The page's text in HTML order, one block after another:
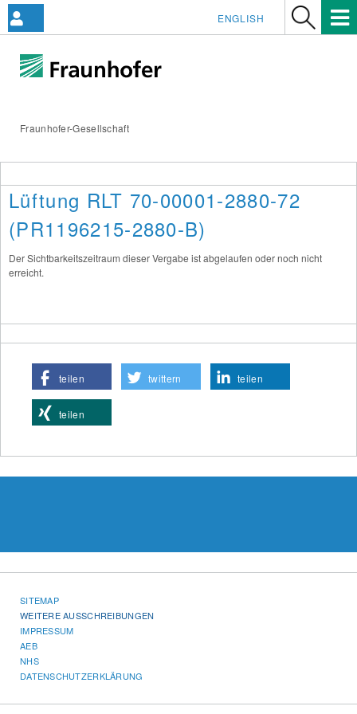
Fraunhofer-Gesellschaft
ENGLISH
Lüftung RLT 70-00001-2880-72
(PR1196215-2880-B)
Der Sichtbarkeitszeitraum dieser Vergabe ist abgelaufen oder noch nicht
erreicht.
teilen twittern teilen
teilen
SITEMAP
WEITERE AUSSCHREIBUNGEN
IMPRESSUM
AEB
NHS
DATENSCHUTZERKLÄRUNG